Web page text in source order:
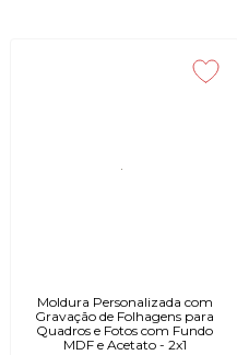
Moldura Personalizada com
Gravação de Folhagens para
Quadros e Fotos com Fundo
MDF e Acetato - 2x1